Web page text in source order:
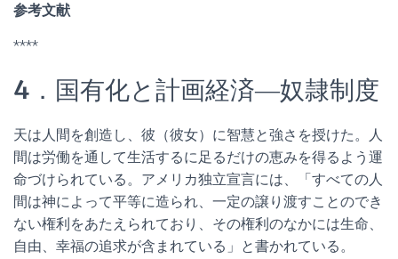
参考文献
****
4．国有化と計画経済―奴隷制度
天は人間を創造し、彼（彼女）に智慧と強さを授けた。人
間は労働を通して生活するに足るだけの恵みを得るよう運
命づけられている。アメリカ独立宣言には、「すべての人
間は神によって平等に造られ、一定の譲り渡すことのでき
ない権利をあたえられており、その権利のなかには生命、
自由、幸福の追求が含まれている」と書かれている。